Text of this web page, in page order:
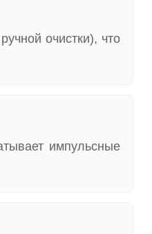
очистки), что
импульсные